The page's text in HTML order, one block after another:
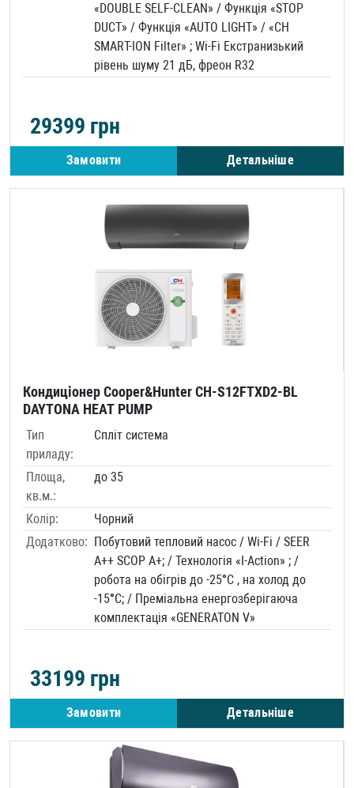
«DOUBLE SELF-CLEAN» / Функція «STOP
DUCT» / Функція «AUTO LIGHT» / «CH
SMART-ION Filter» ; Wi-Fi Екстранизький
рівень шуму 21 дБ, фреон R32
29399 грн
Замовити Детальніше
Кондиціонер Cooper&Hunter CH-S12FTXD2-BL
DAYTONA HEAT PUMP
Тип
приладу:
Спліт система
Площа,
кв.м.:
до 35
Колір:
Чорний
Додатково: Побутовий тепловий насоc / Wi-Fi / SEER
A++ SCOP A+; / Технологія «I-Action» ; /
робота на обігрів до -25°C , на холод до
-15°C; / Преміальна енергозберігаюча
комплектація «GENERATON V»
33199 грн
Замовити Детальніше